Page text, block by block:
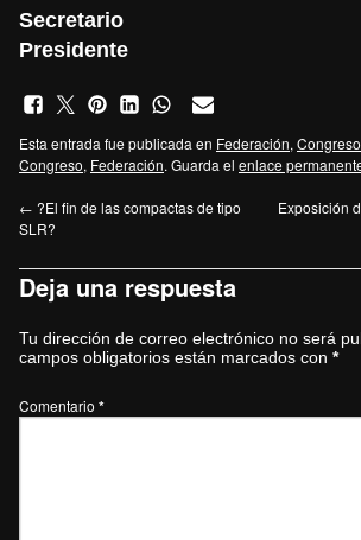
Secretario
Presidente
Esta entrada fue publicada en Federación, Congreso
Congreso, Federación. Guarda el enlace
← ?El fin de las compactas de tipo
SLR?
Exposición
Deja una respuesta
Tu dirección de correo electrónico no será
campos obligatorios están marcados con *
Comentario *